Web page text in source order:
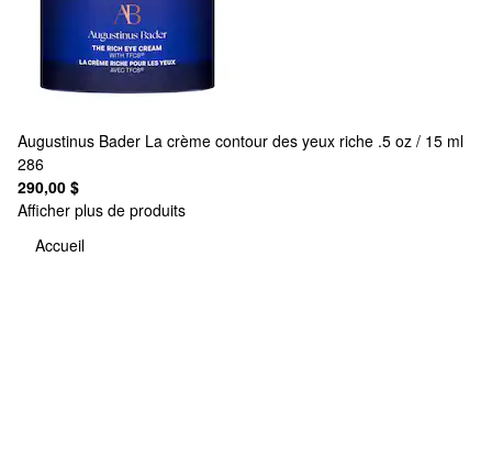
Augustinus Bader La crème contour des yeux riche .5 oz / 15 ml
286
290,00 $
Afficher plus de produits
Accueil